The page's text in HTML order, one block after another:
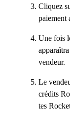
Cliquez
paiement
Une fois
vendeur.
Le
crédits
tes